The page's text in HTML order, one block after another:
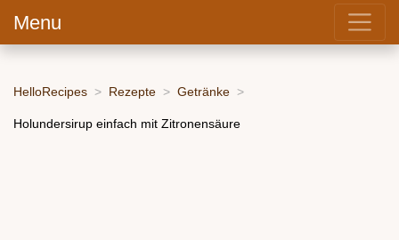
Menu
HelloRecipes Rezepte Getränke
Holundersirup einfach mit Zitronensäure